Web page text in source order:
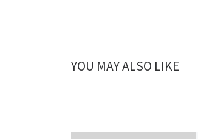
YOU MAY ALSO LIKE